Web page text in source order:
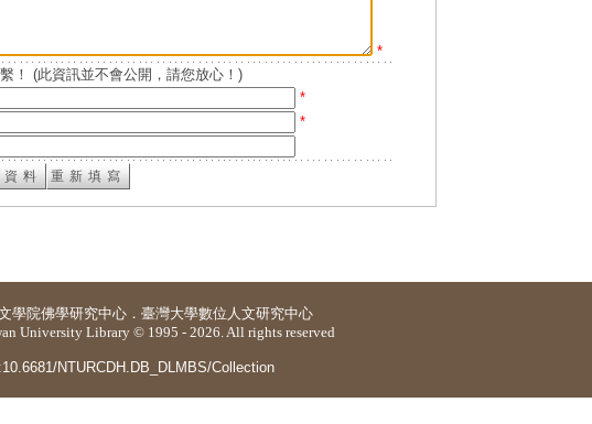
*
！ (此資訊並不會公開，請您放心！)
*
*
學院佛學研究中心 ． 臺灣大學數位人文研究中心
University Library © 1995 - 2026. All rights reserved
NTURCDH.DB_DLMBS/Collection